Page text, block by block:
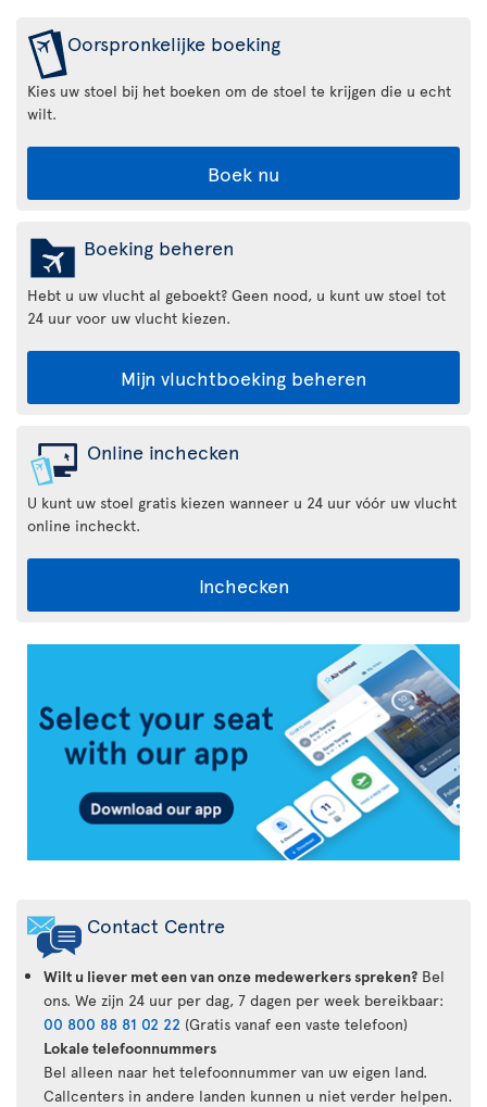
Oorspronkelijke boeking
Kies uw stoel bij het boeken om de stoel te krijgen die u echt
wilt.
Boek nu
Boeking beheren
Hebt u uw vlucht al geboekt? Geen nood, u kunt uw stoel tot
24 uur voor uw vlucht kiezen.
Mijn vluchtboeking beheren
Online inchecken
U kunt uw stoel gratis kiezen wanneer u 24 uur vóór uw vlucht
online incheckt.
Inchecken
App
Contact Centre
Wilt u liever met een van onze medewerkers spreken? Bel
ons. We zijn 24 uur per dag, 7 dagen per week bereikbaar:
00 800 88 81 02 22 (Gratis vanaf een vaste telefoon)
Lokale telefoonnummers
Bel alleen naar het telefoonnummer van uw eigen land.
Callcenters in andere landen kunnen u niet verder helpen.